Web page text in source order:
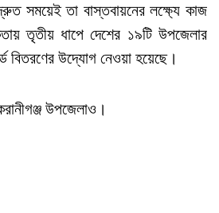
দ্রুত সময়েই তা বাস্তবায়নের লক্ষ্যে কাজ
তৃতীয় ধাপে দেশের ১৯টি উপজেলার
বিতরণের উদ্যোগ নেওয়া হয়েছে।
উপজেলাও।